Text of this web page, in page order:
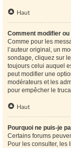
Haut
Comment modifier
Comme pour les
l’auteur original, un
sondage, cliquez sur
toujours celui auquel
peut modifier une
modérateurs et les
pour empêcher le
Haut
Pourquoi ne puis-je
Certains forums
Pour les consulter, les